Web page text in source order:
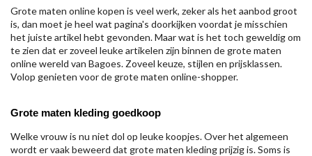
Grote maten online kopen is veel werk, zeker als het aanbod groot
is, dan moet je heel wat pagina's doorkijken voordat je misschien
het juiste artikel hebt gevonden. Maar wat is het toch geweldig om
te zien dat er zoveel leuke artikelen zijn binnen de grote maten
online wereld van Bagoes. Zoveel keuze, stijlen en prijsklassen.
Volop genieten voor de grote maten online-shopper.
Grote maten kleding goedkoop
Welke vrouw is nu niet dol op leuke koopjes. Over het algemeen
wordt er vaak beweerd dat grote maten kleding prijzig is. Soms is